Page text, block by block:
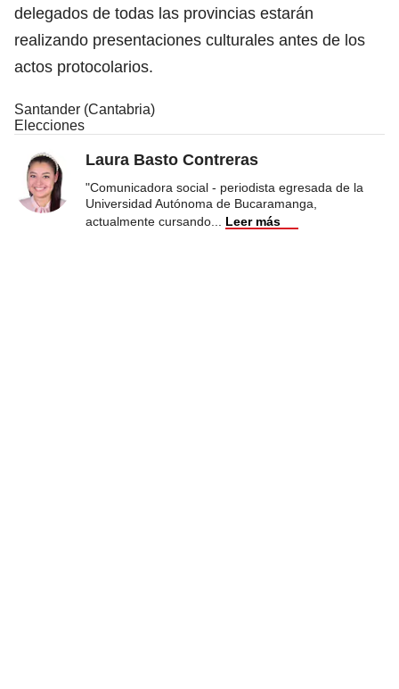
delegados de todas las provincias estarán
realizando presentaciones culturales antes de los
actos protocolarios.
Santander (Cantabria)
Elecciones
Laura Basto Contreras
"Comunicadora social - periodista egresada de la
Universidad Autónoma de Bucaramanga,
actualmente cursando
Leer más